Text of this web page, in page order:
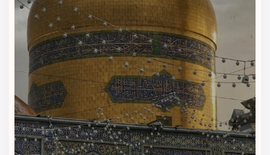
موقعیت هتل در محدوده خیابان امام رضا باعث می‌شود رفت‌وآمد
به مسیرهای منتهی به حرم، بازار رضا و خیابان‌های اصلی شهر
راحت‌تر انجام شود. ویداگشت قبل از رزرو، موقعیت هتل و شرایط
دسترسی را برای شما بررسی می‌کند.
رزرو سریع و بدون دردسر
با ویداگشت، روند رزرو هتل ساده‌تر و منظم‌تر انجام می‌شود.
کارشناسان ظرفیت اتاق، تاریخ ورود و خروج و شرایط اقامت را
پیگیری می‌کنند تا رزرو شما با خیال راحت انجام شود.